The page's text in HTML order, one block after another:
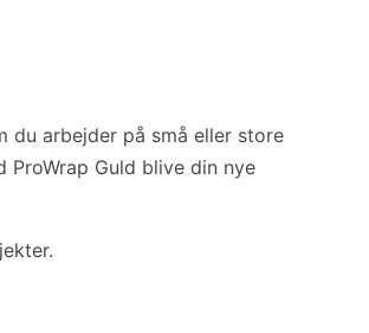
arbejder på små eller store
Guld blive din nye